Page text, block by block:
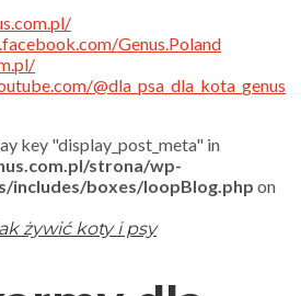
Genus.Poland
@dla_psa_dla_kota_genus
key "display_post_meta" in
strona/wp-
includes/boxes/loopBlog.php on
żywić koty i psy